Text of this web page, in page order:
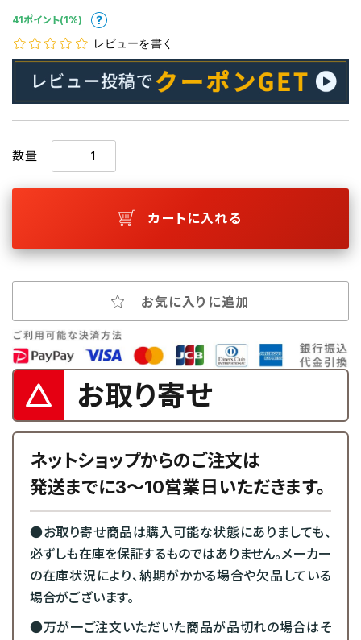
41ポイント(1%)
レビューを書く
数量
カートに入れる
お気に入りに追加
お取り寄せ
ネットショップからのご注文は
発送までに3～10営業日いただきます。
●お取り寄せ商品は購入可能な状態にありましても、
必ずしも在庫を保証するものではありません。メーカー
の在庫状況により、納期がかかる場合や欠品している
場合がございます。
●万が一ご注文いただいた商品が品切れの場合はそ